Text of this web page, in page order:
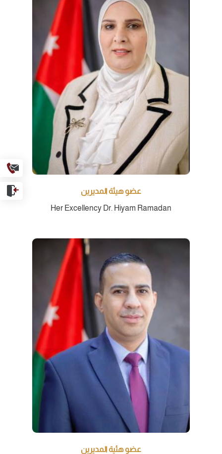
عضو هيئة المديرين
Her Excellency Dr. Hiyam Ramadan
عضو هئية المديرين